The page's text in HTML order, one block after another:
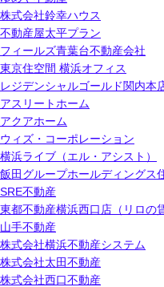
株式会社鈴幸ハウス
不動産屋太平プラン
フィールズ青葉台不動産会社
東京住空間 横浜オフィス
レジデンシャルゴールド関内本
アスリートホーム
アクアホーム
ウィズ・コーポレーション
横浜ライブ（エル・アシスト）
飯田グループホールディングス
SRE不動産
東都不動産横浜西口店（リロの
山手不動産
株式会社横浜不動産システム
株式会社太田不動産
株式会社西口不動産